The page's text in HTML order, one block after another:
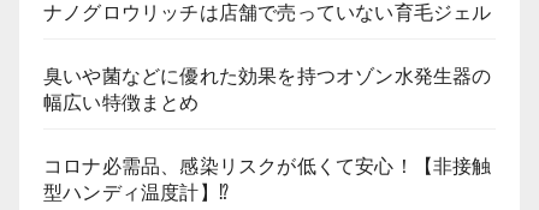
ナノグロウリッチは店舗で売っていない育毛ジェル
臭いや菌などに優れた効果を持つオゾン水発生器の
幅広い特徴まとめ
コロナ必需品、感染リスクが低くて安心！【非接触
型ハンディ温度計】⁉